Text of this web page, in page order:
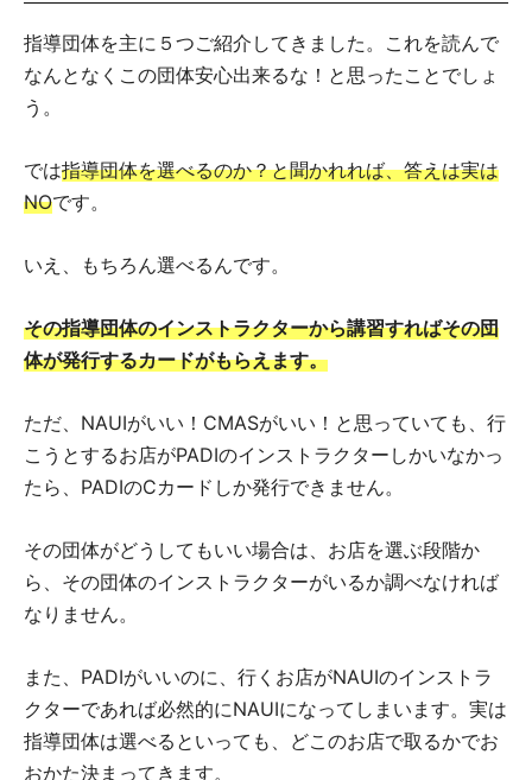
指導団体を主に５つご紹介してきました。これを読んで
なんとなくこの団体安心出来るな！と思ったことでしょ
う。
では指導団体を選べるのか？と聞かれれば、答えは実は
NOです。
いえ、もちろん選べるんです。
その指導団体のインストラクターから講習すればその団
体が発行するカードがもらえます。
ただ、NAUIがいい！CMASがいい！と思っていても、行
こうとするお店がPADIのインストラクターしかいなかっ
たら、PADIのCカードしか発行できません。
その団体がどうしてもいい場合は、お店を選ぶ段階か
ら、その団体のインストラクターがいるか調べなければ
なりません。
また、PADIがいいのに、行くお店がNAUIのインストラ
クターであれば必然的にNAUIになってしまいます。実は
指導団体は選べるといっても、どこのお店で取るかでお
おかた決まってきます。